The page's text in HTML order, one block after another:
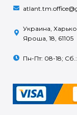
Украина,
Яроша, 18, 61105
Пн-Пт: 08-18;